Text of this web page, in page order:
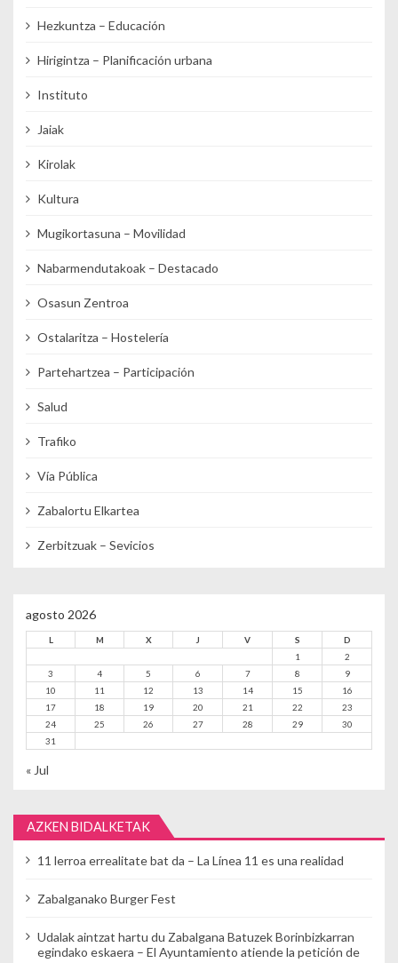
Hezkuntza – Educación
Hirigintza – Planificación urbana
Instituto
Jaiak
Kirolak
Kultura
Mugikortasuna – Movilidad
Nabarmendutakoak – Destacado
Osasun Zentroa
Ostalaritza – Hostelería
Partehartzea – Participación
Salud
Trafiko
Vía Pública
Zabalortu Elkartea
Zerbitzuak – Sevicios
agosto 2026
L M X J V S
D
1
2
3
4 5 6 7 8
9
10
11 12 13 14 15
16
17
18 19 20 21 22
23
24
25 26 27 28 29
30
31
« Jul
AZKEN BIDALKETAK
11 lerroa errealitate bat da – La Línea 11 es una realidad
Zabalganako Burger Fest
Udalak aintzat hartu du Zabalgana Batuzek Borinbizkarran
egindako eskaera – El Ayuntamiento atiende la petición de